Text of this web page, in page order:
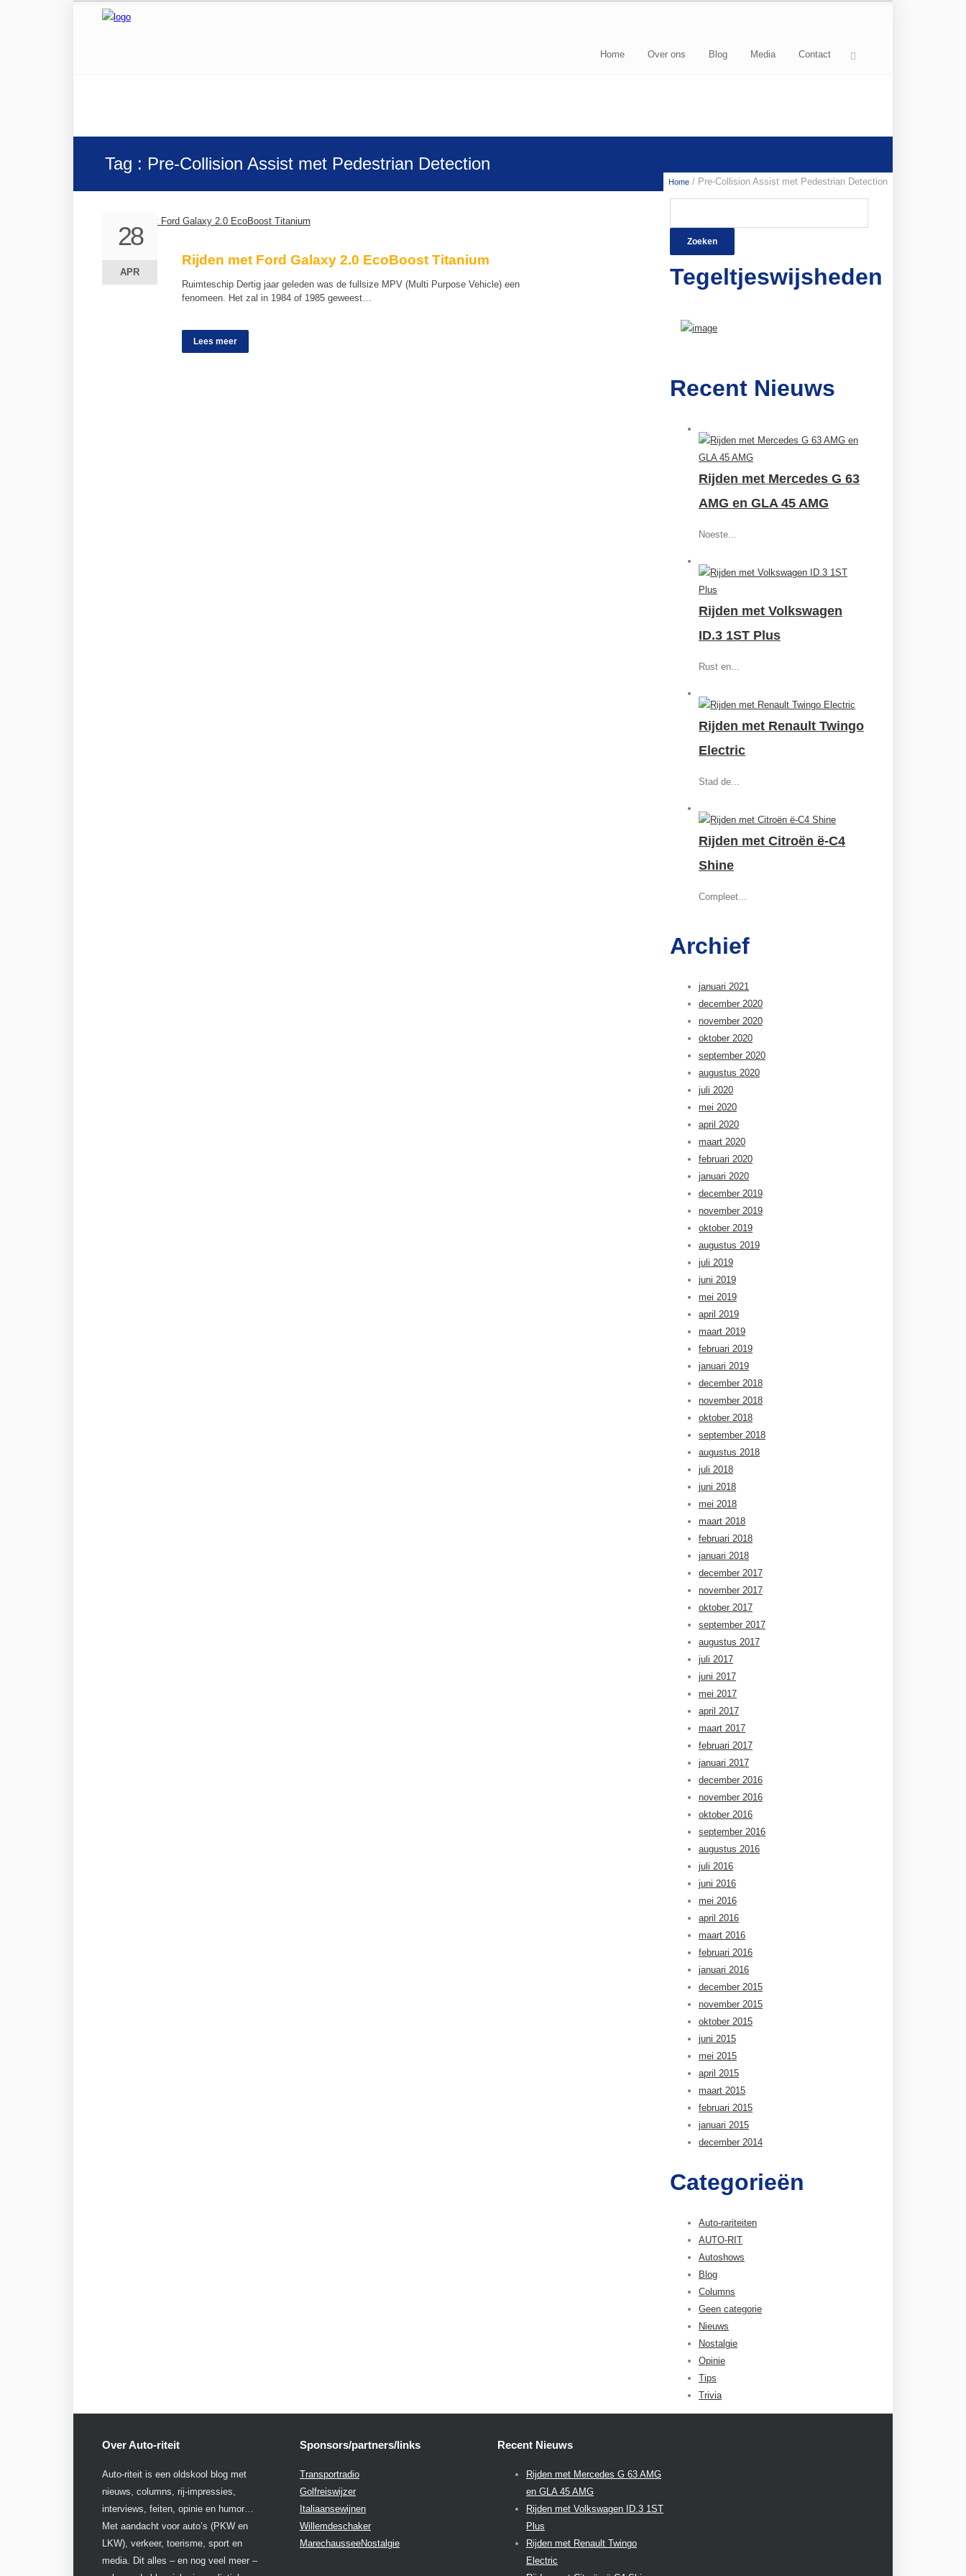
Home Over ons Blog Media Contact
Home / Pre-Collision Assist met Pedestrian Detection
Tag : Pre-Collision Assist met Pedestrian Detection
Rijden met Ford Galaxy 2.0 EcoBoost Titanium
Ruimteschip Dertig jaar geleden was de fullsize MPV (Multi Purpose Vehicle) een
fenomeen. Het zal in 1984 of 1985 geweest…
Lees meer
28
APR
28
APR Tegeltjeswijsheden
Recent Nieuws
Rijden met Mercedes G 63
AMG en GLA 45 AMG
Noeste...
Rijden met Volkswagen
ID.3 1ST Plus
Rust en...
Rijden met Renault Twingo
Electric
Stad de...
Rijden met Citroën ë-C4
Shine
Compleet...
Archief
januari 2021
december 2020
november 2020
oktober 2020
september 2020
augustus 2020
juli 2020
mei 2020
april 2020
maart 2020
februari 2020
januari 2020
december 2019
november 2019
oktober 2019
augustus 2019
juli 2019
juni 2019
mei 2019
april 2019
maart 2019
februari 2019
januari 2019
december 2018
november 2018
oktober 2018
september 2018
augustus 2018
juli 2018
juni 2018
mei 2018
maart 2018
februari 2018
januari 2018
december 2017
november 2017
oktober 2017
september 2017
augustus 2017
juli 2017
juni 2017
mei 2017
april 2017
maart 2017
februari 2017
januari 2017
december 2016
november 2016
oktober 2016
september 2016
augustus 2016
juli 2016
juni 2016
mei 2016
april 2016
maart 2016
februari 2016
januari 2016
december 2015
november 2015
oktober 2015
juni 2015
mei 2015
april 2015
maart 2015
februari 2015
januari 2015
december 2014
Categorieën
Auto-rariteiten
AUTO-RIT
Autoshows
Blog
Columns
Geen categorie
Nieuws
Nostalgie
Opinie
Tips
Trivia
Over Auto-riteit
Auto-riteit is een oldskool blog met
nieuws, columns, rij-impressies,
interviews, feiten, opinie en humor…
Met aandacht voor auto’s (PKW en
LKW), verkeer, toerisme, sport en
media. Dit alles – en nog veel meer –
Sponsors/partners/links
Transportradio
Golfreiswijzer
Italiaansewijnen
Willemdeschaker
MarechausseeNostalgie
Recent Nieuws
Rijden met Mercedes G 63 AMG
en GLA 45 AMG
Rijden met Volkswagen ID.3 1ST
Plus
Rijden met Renault Twingo
Electric